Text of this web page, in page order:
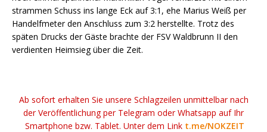
strammen Schuss ins lange Eck auf 3:1, ehe Marius Weiß per
Handelfmeter den Anschluss zum 3:2 herstellte. Trotz des
späten Drucks der Gäste brachte der FSV Waldbrunn II den
verdienten Heimsieg über die Zeit.
Ab sofort erhalten Sie unsere Schlagzeilen unmittelbar nach
der Veröffentlichung per Telegram oder Whatsapp auf Ihr
Smartphone bzw. Tablet. Unter dem Link t.me/NOKZEIT